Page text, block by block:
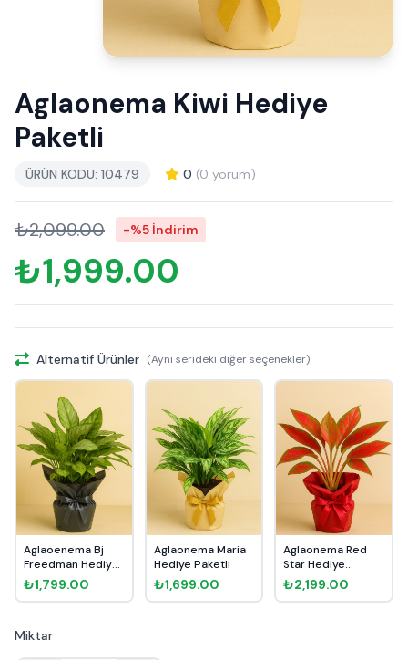
Aglaonema Kiwi Hediye
Paketli
ÜRÜN KODU: 10479 0 (0 yorum)
₺2,099.00 -%5 İndirim
₺1,999.00
Alternatif Ürünler (Aynı serideki diğer seçenekler)
Aglaoenema Bj
Freedman Hediye
Paketli
₺1,799.00
Aglaonema Maria
Hediye Paketli
₺1,699.00
Aglaonema Red
Star Hediye
Paketli
₺2,199.00
Miktar